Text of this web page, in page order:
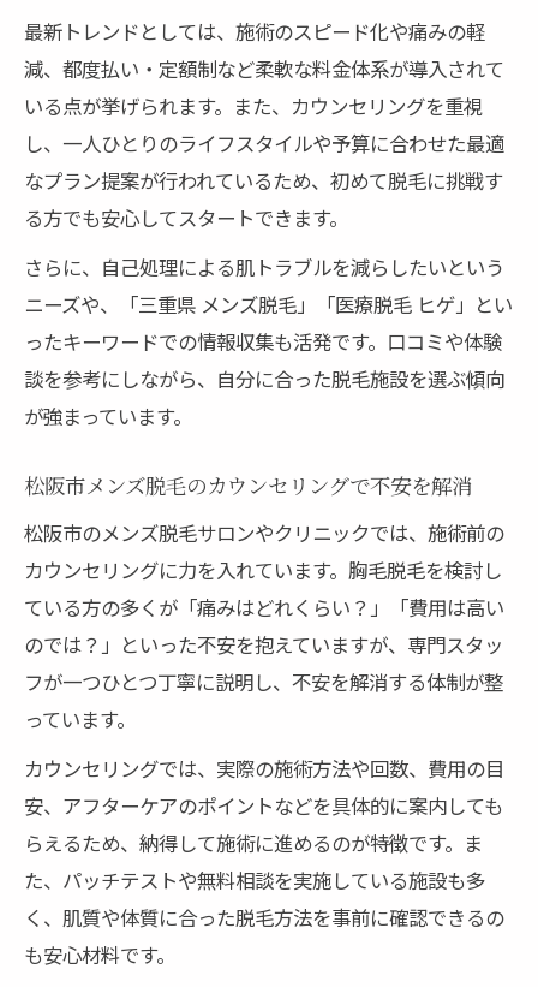
最新トレンドとしては、施術のスピード化や痛みの軽
減、都度払い・定額制など柔軟な料金体系が導入されて
いる点が挙げられます。また、カウンセリングを重視
し、一人ひとりのライフスタイルや予算に合わせた最適
なプラン提案が行われているため、初めて脱毛に挑戦す
る方でも安心してスタートできます。
さらに、自己処理による肌トラブルを減らしたいという
ニーズや、「三重県 メンズ脱毛」「医療脱毛 ヒゲ」とい
ったキーワードでの情報収集も活発です。口コミや体験
談を参考にしながら、自分に合った脱毛施設を選ぶ傾向
が強まっています。
松阪市メンズ脱毛のカウンセリングで不安を解消
松阪市のメンズ脱毛サロンやクリニックでは、施術前の
カウンセリングに力を入れています。胸毛脱毛を検討し
ている方の多くが「痛みはどれくらい？」「費用は高い
のでは？」といった不安を抱えていますが、専門スタッ
フが一つひとつ丁寧に説明し、不安を解消する体制が整
っています。
カウンセリングでは、実際の施術方法や回数、費用の目
安、アフターケアのポイントなどを具体的に案内しても
らえるため、納得して施術に進めるのが特徴です。ま
た、パッチテストや無料相談を実施している施設も多
く、肌質や体質に合った脱毛方法を事前に確認できるの
も安心材料です。